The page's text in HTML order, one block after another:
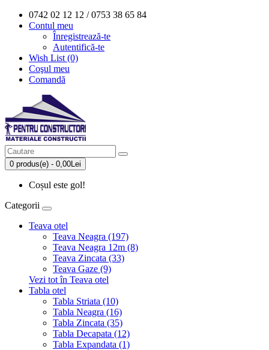
0742 02 12 12 / 0753 38 65 84
Contul meu
Înregistrează-te
Autentifică-te
Wish List (0)
Coşul meu
Comandă
0 produs(e) - 0,00Lei
Coșul este gol!
Categorii
Teava otel
Teava Neagra (197)
Teava Neagra 12m (8)
Teava Zincata (33)
Teava Gaze (9)
Vezi tot în Teava otel
Tabla otel
Tabla Striata (10)
Tabla Neagra (16)
Tabla Zincata (35)
Tabla Decapata (12)
Tabla Expandata (1)